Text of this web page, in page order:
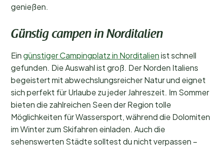
genießen.
Günstig campen in Norditalien
Eingünstiger Campingplatz in Norditalienist schnell
gefunden. Die Auswahl ist groß. Der Norden Italiens
begeistert mit abwechslungsreicher Natur und eignet
sich perfekt für Urlaube zu jeder Jahreszeit. Im Sommer
bieten die zahlreichen Seen der Region tolle
Möglichkeiten für Wassersport, während die Dolomiten
im Winter zum Skifahren einladen. Auch die
sehenswerten Städte solltest du nicht verpassen –